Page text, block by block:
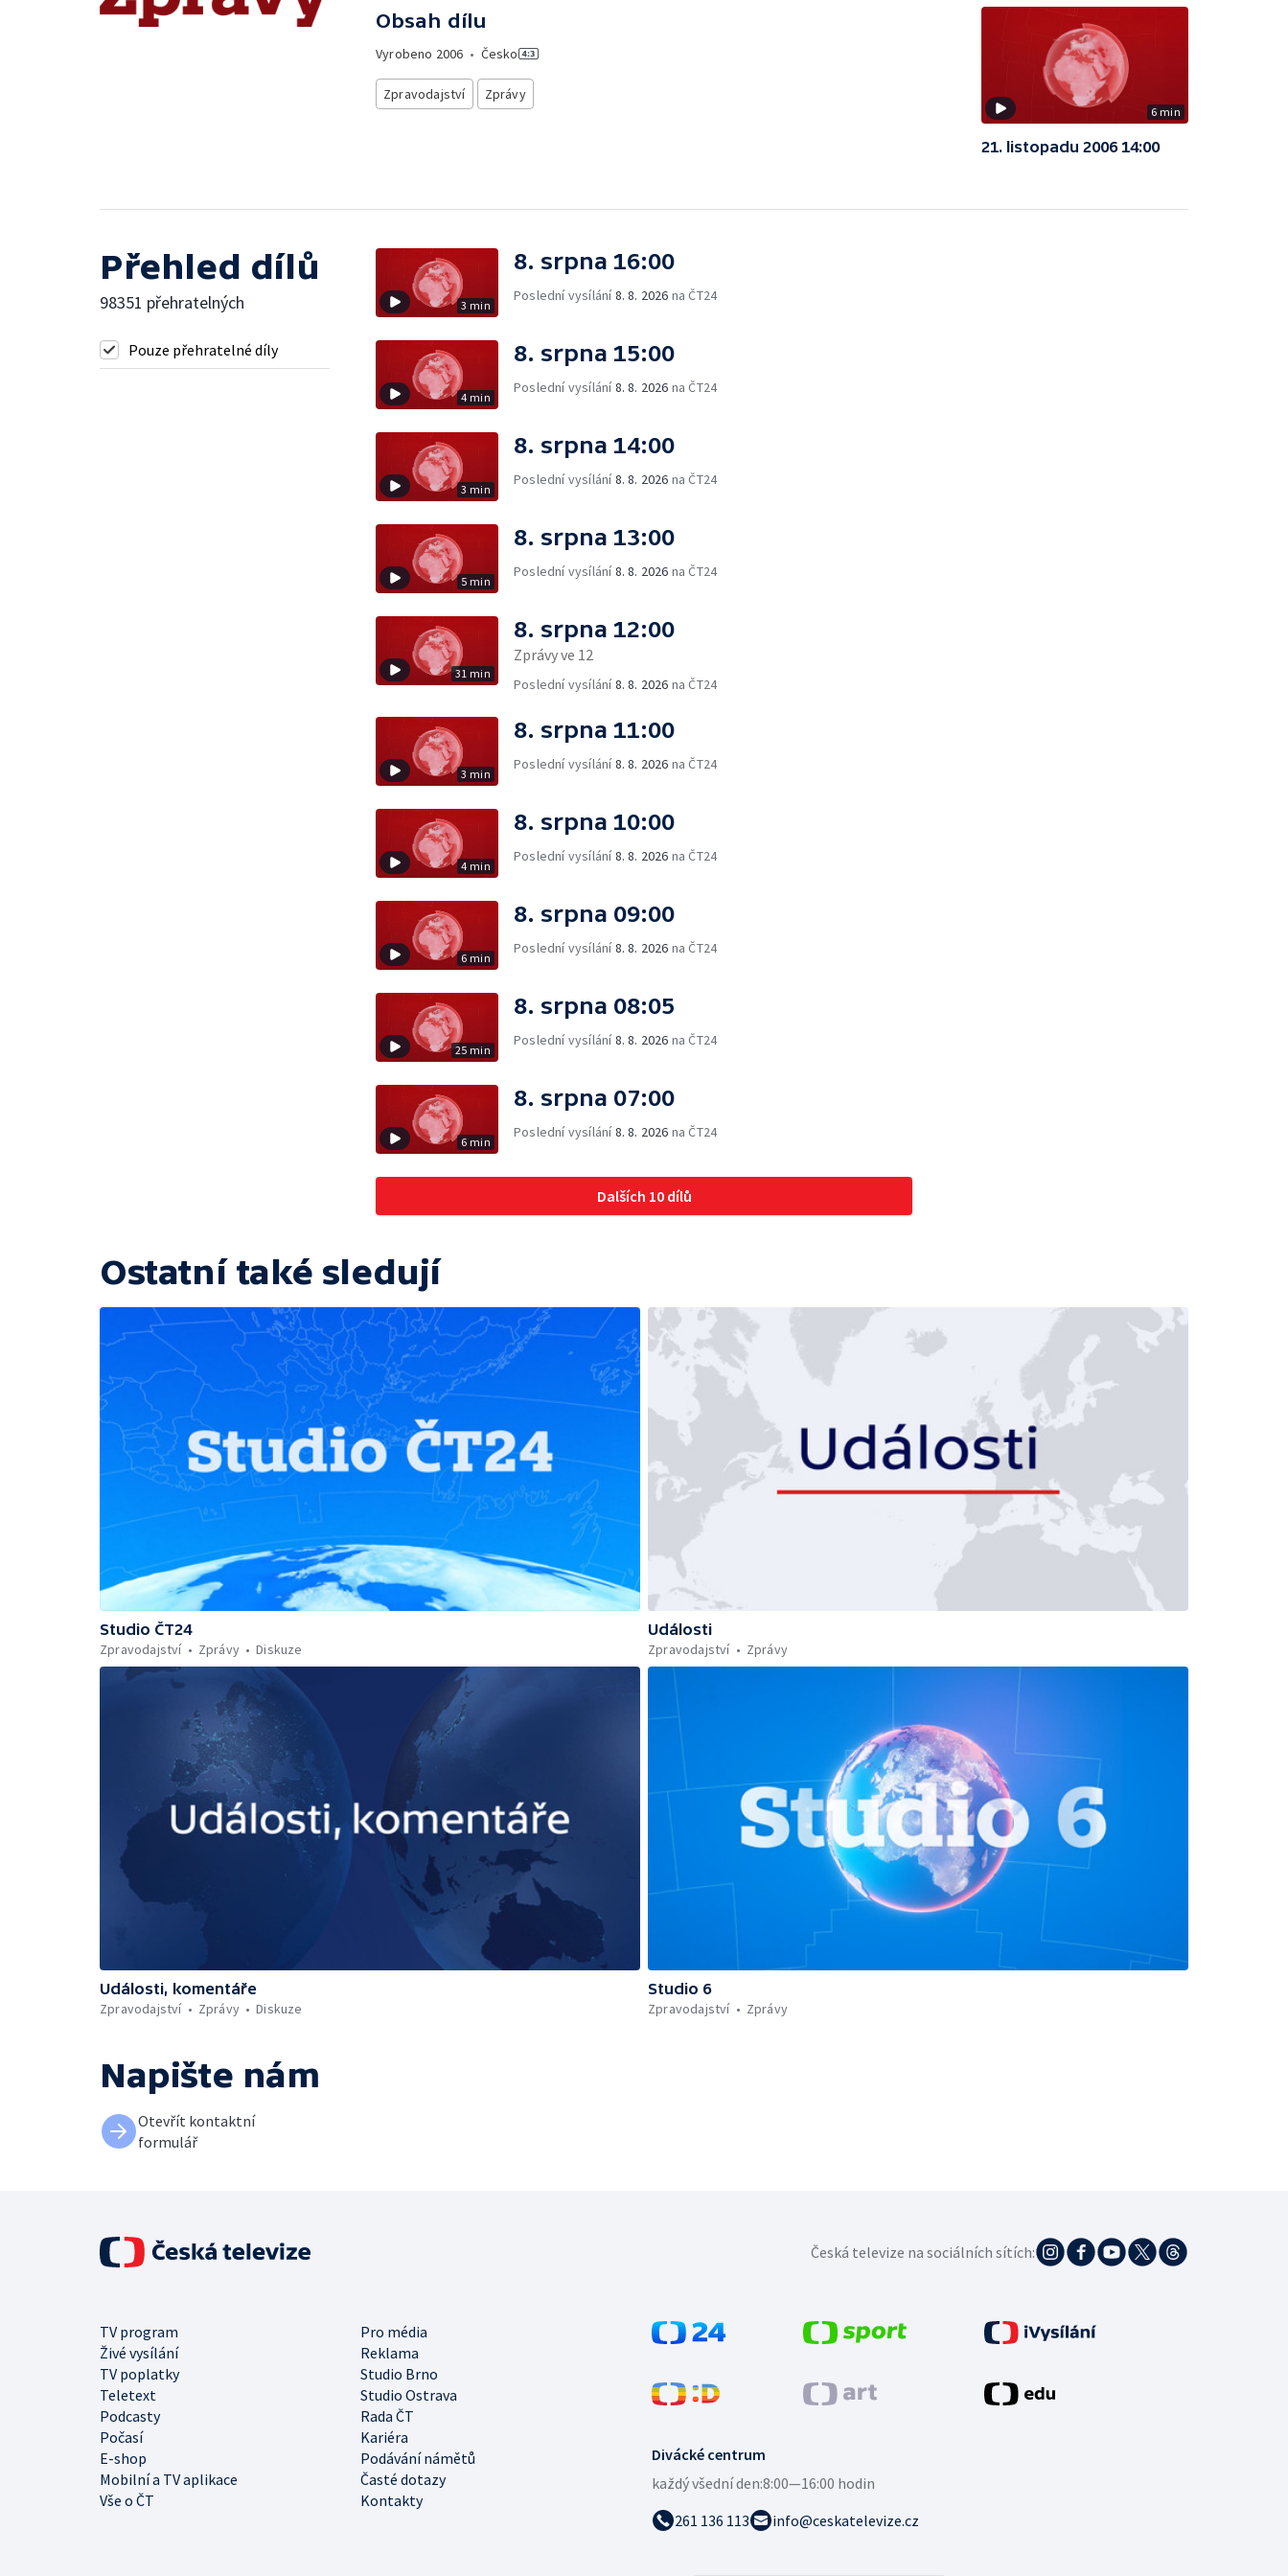
Obsah dílu
Vyrobeno 2006 • Česko
Zpravodajství Zprávy
6 min
21. listopadu 2006 14:00
Přehled dílů
98351 přehratelných
Pouze přehratelné díly
3 min
8. srpna 16:00
Poslední vysílání8. 8. 2026 na ČT24
4 min
8. srpna 15:00
Poslední vysílání8. 8. 2026 na ČT24
3 min
8. srpna 14:00
Poslední vysílání8. 8. 2026 na ČT24
5 min
8. srpna 13:00
Poslední vysílání8. 8. 2026 na ČT24
31 min
8. srpna 12:00
Zprávy ve 12
Poslední vysílání8. 8. 2026 na ČT24
3 min
8. srpna 11:00
Poslední vysílání8. 8. 2026 na ČT24
4 min
8. srpna 10:00
Poslední vysílání8. 8. 2026 na ČT24
6 min
8. srpna 09:00
Poslední vysílání8. 8. 2026 na ČT24
25 min
8. srpna 08:05
Poslední vysílání8. 8. 2026 na ČT24
6 min
8. srpna 07:00
Poslední vysílání8. 8. 2026 na ČT24
Dalších 10 dílů
Ostatní také sledují
Studio ČT24
Zpravodajství
Zprávy Diskuze
Události
Zpravodajství
Zprávy
Události, komentáře
Zpravodajství
Zprávy Diskuze
Studio 6
Zpravodajství
Zprávy
Napište nám
Otevřít kontaktní
formulář
Divácké centrum
každý všední den:8:00—16:00 hodin
261 136 113
info@ceskatelevize.cz
TV program
Pro média
Živé vysílání
Reklama
TV poplatky
Studio Brno
Teletext
Studio Ostrava
Podcasty
Rada ČT
Počasí
Kariéra
E-shop
Podávání námětů
Mobilní a TV aplikace
Časté dotazy
Vše o ČT
Kontakty
Česká televize na sociálních sítích: